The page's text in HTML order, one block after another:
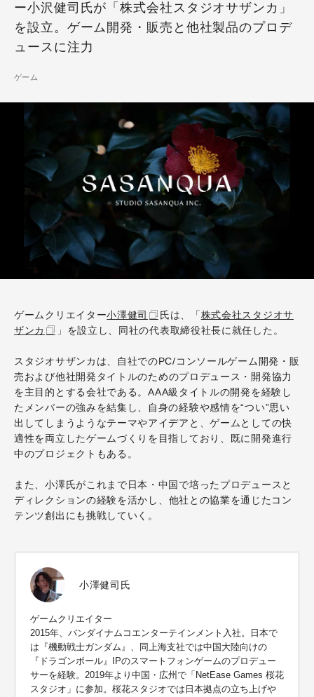
ー小沢健司氏が「株式会社スタジオサザンカ」
を設立。ゲーム開発・販売と他社製品のプロデ
ュースに注力
ゲーム
ゲームクリエイター小澤健司 氏は、「株式会社スタジオサ
ザンカ
」を設立し、同社の代表取締役社長に就任した。
スタジオサザンカは、自社でのPC/コンソールゲーム開発・販
売および他社開発タイトルのためのプロデュース・開発協力
を主目的とする会社である。AAA級タイトルの開発を経験し
たメンバーの強みを結集し、自身の経験や感情を“つい”思い
出してしまうようなテーマやアイデアと、ゲームとしての快
適性を両立したゲームづくりを目指しており、既に開発進行
中のプロジェクトもある。
また、小澤氏がこれまで日本・中国で培ったプロデュースと
ディレクションの経験を活かし、 他社との協業を通じたコン
テンツ創出にも挑戦していく。
小澤健司氏
ゲームクリエイター
2015年、バンダイナムコエンターテインメント入社。日本で
は『機動戦士ガンダム』、同上海支社では中国大陸向けの
『ドラゴンボール』IPのスマートフォンゲームのプロデュー
サーを経験。2019年より中国・広州で「NetEase Games 桜花
スタジオ」に参加。桜花スタジオでは日本拠点の立ち上げや